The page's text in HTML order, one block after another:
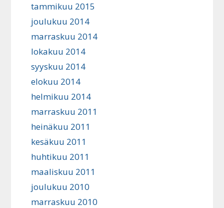
tammikuu 2015
joulukuu 2014
marraskuu 2014
lokakuu 2014
syyskuu 2014
elokuu 2014
helmikuu 2014
marraskuu 2011
heinäkuu 2011
kesäkuu 2011
huhtikuu 2011
maaliskuu 2011
joulukuu 2010
marraskuu 2010